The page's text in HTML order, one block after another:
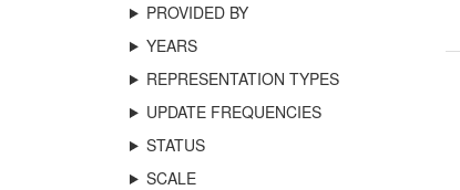
PROVIDED BY
YEARS
REPRESENTATION TYPES
UPDATE FREQUENCIES
STATUS
SCALE